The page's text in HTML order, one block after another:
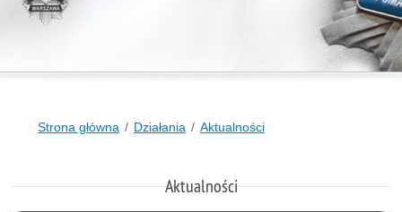
Strona główna Działania Aktualności
Aktualności